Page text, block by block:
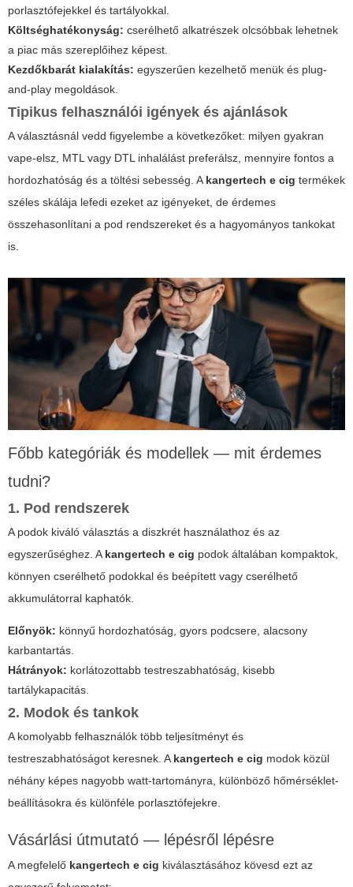
porlasztófejekkel és tartályokkal.
Költséghatékonyság: cserélhető alkatrészek olcsóbbak lehetnek
a piac más szereplőihez képest.
Kezdőkbarát kialakítás: egyszerűen kezelhető menük és plug-
and-play megoldások.
Tipikus felhasználói igények és ajánlások
A választásnál vedd figyelembe a következőket: milyen gyakran
vape-elsz, MTL vagy DTL inhalálást preferálsz, mennyire fontos a
hordozhatóság és a töltési sebesség. Akangertech e cig termékek
széles skálája lefedi ezeket az igényeket, de érdemes
összehasonlítani a pod rendszereket és a hagyományos tankokat
is.
Főbb kategóriák és modellek — mit érdemes
tudni?
1. Pod rendszerek
A podok kiváló választás a diszkrét használathoz és az
egyszerűséghez. A kangertech e cig podok általában kompaktok,
könnyen cserélhető podokkal és beépített vagy cserélhető
akkumulátorral kaphatók.
Előnyök: könnyű hordozhatóság, gyors podcsere, alacsony
karbantartás.
Hátrányok: korlátozottabb testreszabhatóság, kisebb
tartálykapacitás.
2. Modok és tankok
A komolyabb felhasználók több teljesítményt és
testreszabhatóságot keresnek. A kangertech e cig modok közül
néhány képes nagyobb watt-tartományra, különböző hőmérséklet-
beállításokra és különféle porlasztófejekre.
Vásárlási útmutató — lépésről lépésre
A megfelelő kangertech e cig kiválasztásához kövesd ezt az